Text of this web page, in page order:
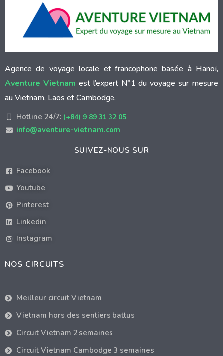
Agence de voyage locale et francophone basée à Hanoï,
Aventure Vietnam est l’expert N°1 du voyage sur mesure
au Vietnam, Laos et Cambodge.
Hotline 24/7: (+84) 9 89 31 32 05
info@aventure-vietnam.com
SUIVEZ-NOUS SUR
Facebook
Youtube
Pinterest
Linkedin
Instagram
NOS CIRCUITS
Meilleur circuit Vietnam
Vietnam hors des sentiers battus
Circuit Vietnam 2 semaines
Circuit Vietnam Cambodge 3 semaines